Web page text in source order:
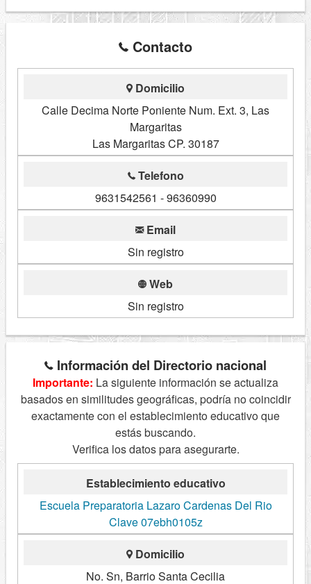
Contacto
Domicilio
Calle Decima Norte Poniente Num. Ext. 3, Las
Margaritas
Las Margaritas CP. 30187
Telefono
9631542561 - 96360990
Email
Sin registro
Web
Sin registro
Información del Directorio nacional
Importante: La siguiente información se actualiza
basados en similitudes geográficas, podría no coincidir
exactamente con el establecimiento educativo que
estás buscando.
Verifica los datos para asegurarte.
Establecimiento educativo
Escuela Preparatoria Lazaro Cardenas Del Rio
Clave 07ebh0105z
Domicilio
No. Sn, Barrio Santa Cecilia